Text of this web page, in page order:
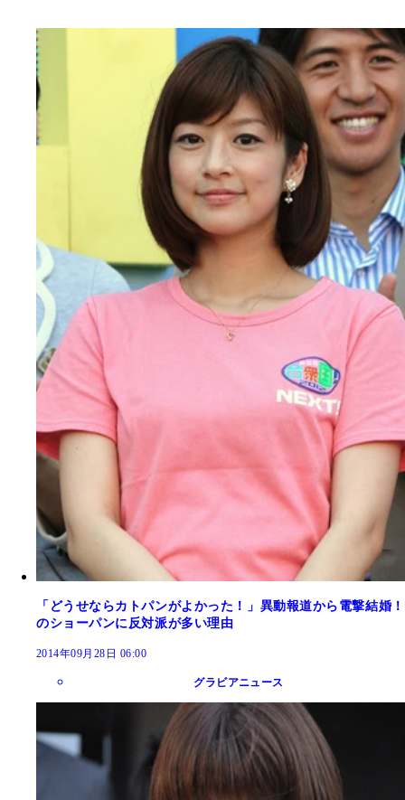
「どうせならカトパンがよかった！」異動報道から電撃結婚！
のショーパンに反対派が多い理由
2014年09月28日 06:00
グラビアニュース